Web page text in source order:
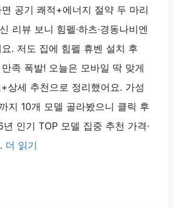
공기 쾌적+에너지 절약 두 마리
리뷰 보니 힘펠·하츠·경동나비엔
. 저도 집에 힘펠 휴벤 설치 후
족 폭발! 오늘은 모바일 딱 맞게
상세 추천으로 정리했어요. 가성
지 10개 모델 골라봤으니 클릭 후
인기 TOP 모델 집중 추천 가격·
더 읽기